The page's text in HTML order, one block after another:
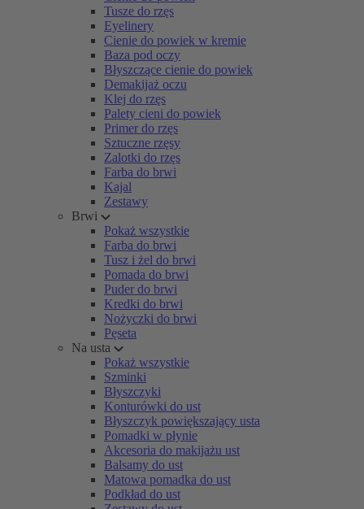
Tusze do rzęs
Eyelinery
Cienie do powiek w kremie
Baza pod oczy
Błyszczące cienie do powiek
Demakijaż oczu
Klej do rzęs
Palety cieni do powiek
Primer do rzęs
Sztuczne rzęsy
Zalotki do rzęs
Farba do brwi
Kajal
Zestawy
Brwi
Pokaż wszystkie
Farba do brwi
Tusz i żel do brwi
Pomada do brwi
Puder do brwi
Kredki do brwi
Nożyczki do brwi
Pęseta
Na usta
Pokaż wszystkie
Szminki
Błyszczyki
Konturówki do ust
Błyszczyk powiększający usta
Pomadki w płynie
Akcesoria do makijażu ust
Balsamy do ust
Matowa pomadka do ust
Podkład do ust